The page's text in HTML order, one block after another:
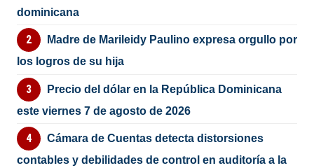
dominicana
Madre de Marileidy Paulino expresa orgullo por
los logros de su hija
Precio del dólar en la República Dominicana
este viernes 7 de agosto de 2026
Cámara de Cuentas detecta distorsiones
contables y debilidades de control en auditoría a la